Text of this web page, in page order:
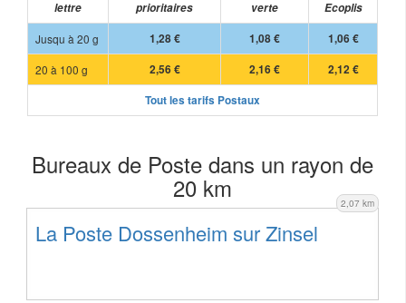
lettre
prioritaires
verte
Ecoplis
Jusqu à 20 g
1,28 € 1,08 €
1,06 €
20 à 100 g
2,56 € 2,16 €
2,12 €
Tout les tarifs Postaux
Bureaux de Poste dans un rayon de
20 km 2,07 km
La Poste Dossenheim sur Zinsel